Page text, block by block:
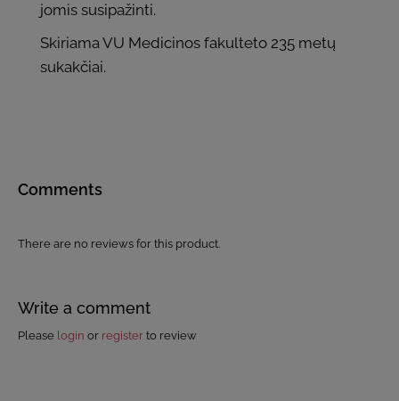
jomis susipažinti.
Skiriama VU Medicinos fakulteto 235 metų
sukakčiai.
Comments
There are no reviews for this product.
Write a comment
Please login or register to review